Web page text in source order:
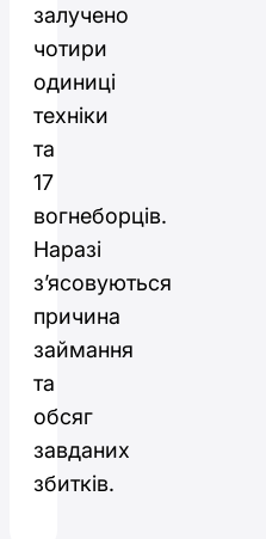
залучено
чотири
одиниці
техніки
та
17
вогнеборців.
Наразі
з’ясовуються
причина
займання
та
обсяг
завданих
збитків.